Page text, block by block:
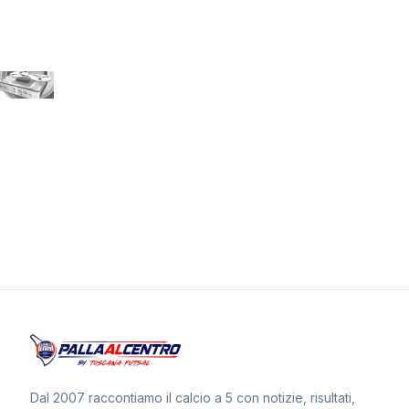
Dal 2007 raccontiamo il calcio a 5 con notizie, risultati,